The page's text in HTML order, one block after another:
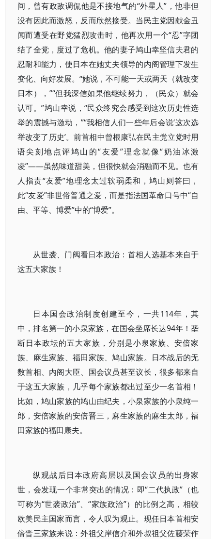
间，曾有政敌调侃他是不接地气的“外星人”，他非但
没有因此而激怒，反而欣然接受。当民主党因献金丑
闻而遭受在野党猛烈攻击时，他再次用一个“忍”字团
结了全党，度过了危机。他的妻子鸠山幸坚信夫君的
忍耐和能力，使日本在她丈夫领导的内阁管理下发生
变化、向好发展。“她说，不可能一天或两天（就改变
日本），”“但我深信如果他继续努力，（民众）就会
认可。”鸠山幸说，“民众终究会感受到这次历史性选
举的震撼与激动，”“我相信人们一些年后会说‘这次选
举改变了历史’。前首相中曾根康弘在民主党立党时用
语尖刻地点评鸠山的“友爱”理念就像“奶油冰激
凌”——虽然味道甜美，但很快就会消融而不见。也有
人指责“友爱”地理念太过软弱柔和，鸠山则答曰，
此“友爱”非世俗普通之爱，而是指法国革命口号中“自
由、平等、博爱”中的“博爱”。
从世袭、门阀看日本政治：首相人选基本来自于
这五大家族！
日本国会政治制度创建至今，一共114年，其
中，排名第一的小泉家族，在国会坐席长达94年！垄
断日本政坛的五大家族，分别是小泉家族、安倍家
族、麻生家族、福田家族、鸠山家族。日本战后的无
数首相、内阁大臣、国会议员甚至议长，很多都来自
于这五大家族，几乎每个家族都出过至少一名首相！
比如，鸠山家族的鸠山由纪夫，小泉家族的小泉纯一
郎，安倍家族的安倍晋三，麻生家族的麻生太郎，福
田家族的福田康夫。
纵观战后日本政府高层以及国会议员的出身家
世，会发现一个非常突出的情况：即“二代执政”（也
可称为“世袭政治”、“家族政治”）的比例之高，相较
欧美民主国家而言，令人叹为观止。现任日本首相安
倍晋三家族来说：外祖父岸信介和外叔祖父佐藤荣作